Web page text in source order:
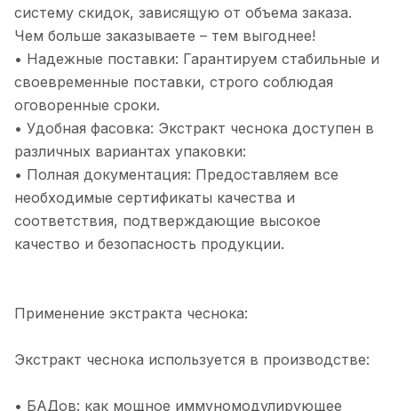
систему скидок, зависящую от объема заказа.
Чем больше заказываете – тем выгоднее!
• Надежные поставки: Гарантируем стабильные и
своевременные поставки, строго соблюдая
оговоренные сроки.
• Удобная фасовка: Экстракт чеснока доступен в
различных вариантах упаковки:
• Полная документация: Предоставляем все
необходимые сертификаты качества и
соответствия, подтверждающие высокое
качество и безопасность продукции.
Применение экстракта чеснока:
Экстракт чеснока используется в производстве:
• БАДов: как мощное иммуномодулирующее